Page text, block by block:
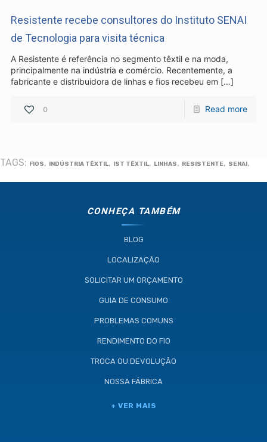
Resistente recebe consultores do Instituto SENAI
de Tecnologia para visita técnica
A Resistente é referência no segmento têxtil e na moda,
principalmente na indústria e comércio. Recentemente, a
fabricante e distribuidora de linhas e fios recebeu em […]
0 Read more
TAGS: FIOS, INDÚSTRIA TÊXTIL, IST TÊXTIL, LINHAS, RESISTENTE, SENAI,
CONHEÇA TAMBÉM
BLOG
LOCALIZAÇÃO
SOLICITAR UM ORÇAMENTO
GUIA DE CONSUMO
PROBLEMAS COMUNS
RENDIMENTO DO FIO
TROCA OU DEVOLUÇÃO
NOSSA FÁBRICA
+ VER MAIS